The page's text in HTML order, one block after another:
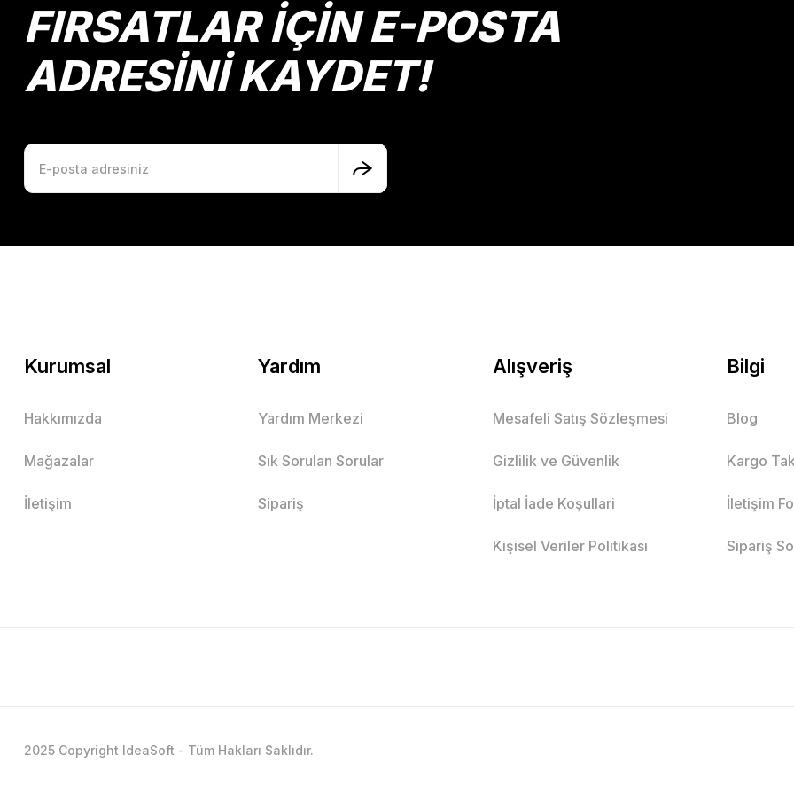
FIRSATLAR İÇİN E-POSTA
ADRESİNİ KAYDET!
Kurumsal
Hakkımızda
Mağazalar
İletişim
Yardım
Yardım Merkezi
Sık Sorulan Sorular
Sipariş
Alışveriş
Mesafeli Satış Sözleşmesi
Gizlilik ve Güvenlik
İptal İade Koşullari
Kişisel Veriler Politikası
Bilgi
Blog
Kargo
İletişim
Sipariş
2025 Copyright IdeaSoft - Tüm Hakları Saklıdır.